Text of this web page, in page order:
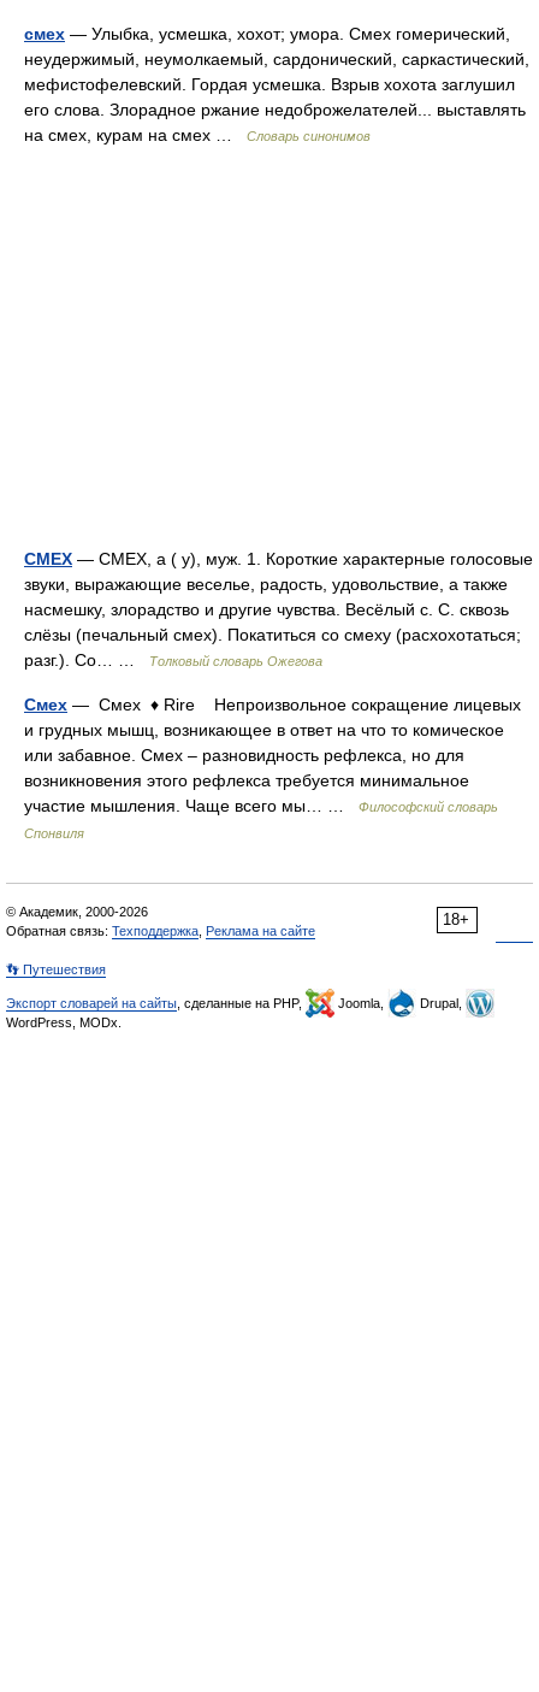
смех — Улыбка, усмешка, хохот; умора. Смех гомерический,
неудержимый, неумолкаемый, сардонический, саркастический,
мефистофелевский. Гордая усмешка. Взрыв хохота заглушил
его слова. Злорадное ржание недоброжелателей... выставлять
на смех, курам на смех …
Словарь синонимов
СМЕХ — СМЕХ, а ( у), муж. 1. Короткие характерные голосовые
звуки, выражающие веселье, радость, удовольствие, а также
насмешку, злорадство и другие чувства. Весёлый с. С. сквозь
слёзы (печальный смех). Покатиться со смеху (расхохотаться;
разг.). Со… …
Толковый словарь Ожегова
Смех — Смех ♦ Rire Непроизвольное сокращение лицевых
и грудных мышц, возникающее в ответ на что то комическое
или забавное. Смех – разновидность рефлекса, но для
возникновения этого рефлекса требуется минимальное
участие мышления. Чаще всего мы… …
Философский словарь
Спонвиля
18+
© Академик, 2000-2026
Обратная связь: Техподдержка Реклама на сайте
👣 Путешествия
Экспорт словарей на сайты , сделанные на PHP, Joomla,
Drupal,
WordPress, MODx.